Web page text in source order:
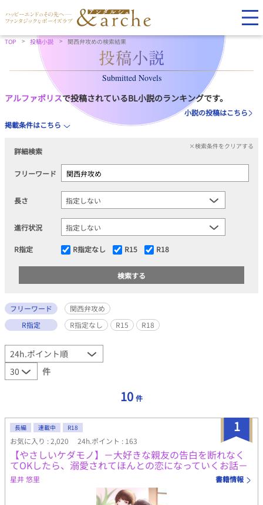
TOP 投稿小説 関西弁攻めの検索結果
Submitted Novels
アルファポリスで投稿されているBL小説のランキングです。
小説の投稿はこちら
掲載条件はこちら
詳細検索
×検索条件をクリアする
フリーワード
長さ
進行状況
R指定 R指定なし R15 R18
フリーワード
関西弁攻め
R指定
R指定なし R15 R18
件
10 件
1
長編 連載中 R18
お気に入り : 2,020 24h.ポイント : 163
【やさしいケダモノ】－大好きな親友の告白を断れなく
てOKしたら、溺愛されてほんとの恋になっていくお話－
星井 悠里 書籍情報